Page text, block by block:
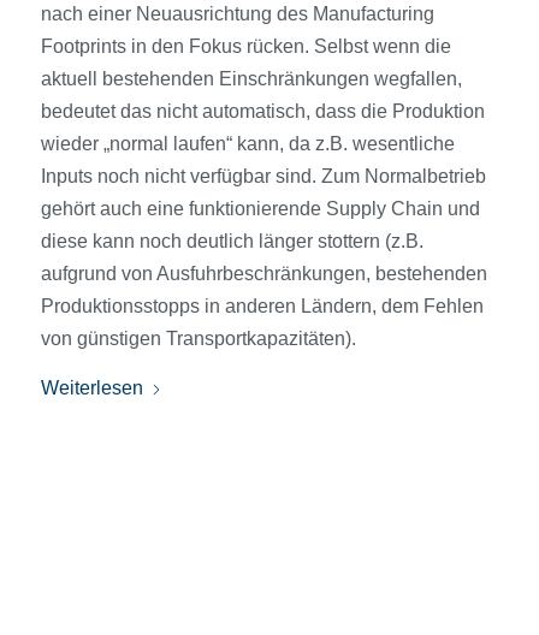
nach einer Neuausrichtung des Manufacturing
Footprints in den Fokus rücken. Selbst wenn die
aktuell bestehenden Einschränkungen wegfallen,
bedeutet das nicht automatisch, dass die Produktion
wieder „normal laufen“ kann, da z.B. wesentliche
Inputs noch nicht verfügbar sind. Zum Normalbetrieb
gehört auch eine funktionierende Supply Chain und
diese kann noch deutlich länger stottern (z.B.
aufgrund von Ausfuhrbeschränkungen, bestehenden
Produktionsstopps in anderen Ländern, dem Fehlen
von günstigen Transportkapazitäten).
Weiterlesen